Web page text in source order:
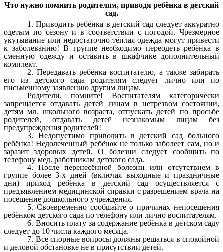
Что нужно помнить родителям, приводя ребёнка в детский
сад.
1. Приводить ребёнка в детский сад следует аккуратно
одетым по сезону и в соответствии с погодой. Чрезмерное
укутывание или недостаточно тёплая одежда могут привести
к заболеванию! В группе необходимо переодеть ребёнка в
сменную одежду и оставить в шкафчике дополнительный
комплект.
2. Передавать ребёнка воспитателю, а также забирать
его из детского сада родителям следует лично или по
письменному заявлению другим лицам.
Родители, помните! Воспитателям категорически
запрещается отдавать детей лицам в нетрезвом состоянии,
детям мл. школьного возраста, отпускать детей по просьбе
родителей, отдавать детей незнакомым лицам без
предупреждения родителей!
3. Недопустимо приводить в детский сад больного
ребёнка! Недолеченный ребёнок не только заболеет сам, но и
заразит здоровых детей. О болезни следует сообщить по
телефону мед. работникам детского сада.
4. После перенесённой болезни или отсутствием в
группе более 3-х дней (включая выходные и праздничные
дни) приход ребёнка в детский сад осуществляется с
предъявлением медицинской справки с разрешением врача на
посещение дошкольного учреждения.
5. Своевременно сообщайте о причинах непосещения
ребёнком детского сада по телефону или лично воспитателям.
6. Вносить плату за содержание ребёнка в детском саду
следует до 10 числа каждого месяца.
7. Все спорные вопросы должны решаться в спокойной
и деловой обстановке не в присутствии детей.